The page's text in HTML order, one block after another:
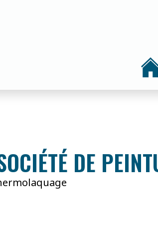
DE